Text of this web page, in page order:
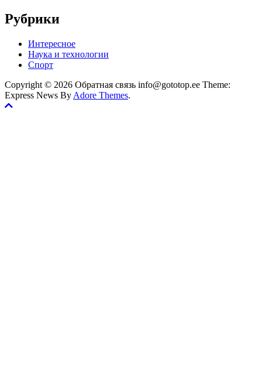
Рубрики
Интересное
Наука и технологии
Спорт
Copyright © 2026 Обратная связь info@gototop.ee Theme:
Express News By Adore Themes.